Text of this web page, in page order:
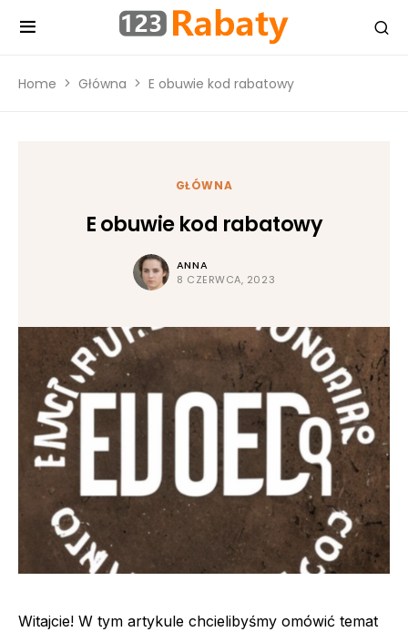
Home Główna E obuwie kod rabatowy
GŁÓWNA
E obuwie kod rabatowy
ANNA
8 CZERWCA, 2023
Witajcie! W tym artykule chcielibyśmy omówić temat